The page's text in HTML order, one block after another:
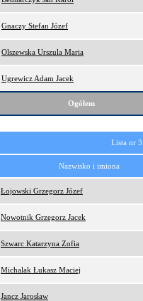
Gnaczy Stefan Józef
Olszewska Urszula Maria
Ugrewicz Adam Jacek
Ogółem
Lista nr
Nazwisko i imiona
Łojowski Grzegorz Józef
Nowotnik Grzegorz Jacek
Szwarc Katarzyna Zofia
Michalak Łukasz Maciej
Jancz Jarosław